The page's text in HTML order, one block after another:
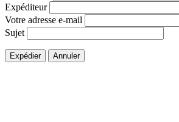
Expéditeur
Votre adresse e-mail
Sujet
Expédier Annuler